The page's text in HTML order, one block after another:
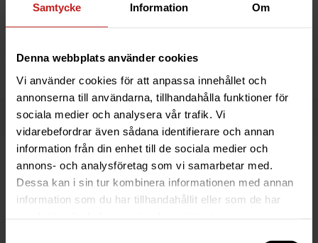
Samtycke Information Om
Denna webbplats använder cookies
Vi använder cookies för att anpassa innehållet och
annonserna till användarna, tillhandahålla funktioner för
sociala medier och analysera vår trafik. Vi
vidarebefordrar även sådana identifierare och annan
information från din enhet till de sociala medier och
annons- och analysföretag som vi samarbetar med.
Dessa kan i sin tur kombinera informationen med annan
information som du har tillhandahållit eller som de har
Alexander Norman
076-80 28 413
Fler nyheter
17 Mar 2026
Anbudsunderlag: Näsfjället /